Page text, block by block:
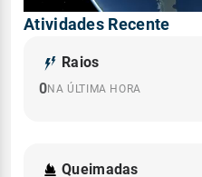
Atividades Recente
Raios
0NA ÚLTIMA HORA
Queimadas